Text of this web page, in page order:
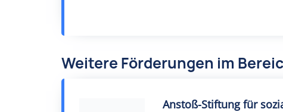
Weitere Förderungen im
Anstoß-Stiftung für